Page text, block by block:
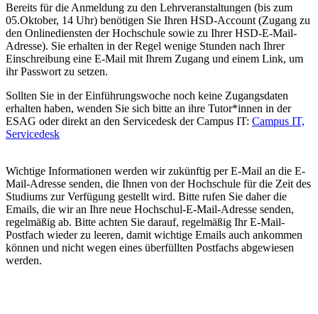
Bereits für die Anmeldung zu den Lehrveranstaltungen (bis zum
05.Oktober, 14 Uhr) benötigen Sie Ihren HSD-Account (Zugang zu
den Onlinediensten der Hochschule sowie zu Ihrer HSD-E-Mail-
Adresse). Sie erhalten in der Regel wenige Stunden nach Ihrer
Einschreibung eine E-Mail mit Ihrem Zugang und einem Link, um
ihr Passwort zu setzen.
Sollten Sie in der Einführungswoche noch keine Zugangsdaten
erhalten haben, wenden Sie sich bitte an ihre Tutor*innen in der
ESAG oder direkt an den Servicedesk der Campus IT: ​ Campus IT,
Servicedesk​
Wichtige Informationen werden wir zukünftig per E-Mail an die E-
Mail-Adresse senden, die Ihnen von der Hochschule für die Zeit des
Studiums zur Verfügung gestellt wird. Bitte rufen Sie daher die
Emails, die wir an Ihre neue Hochschul-E-Mail-Adresse senden,
regelmäßig ab. Bitte achten Sie darauf, regelmäßig Ihr E-Mail-
Postfach wieder zu leeren, damit wichtige Emails auch ankommen
können und nicht wegen eines überfüllten Postfachs abgewiesen
werden.